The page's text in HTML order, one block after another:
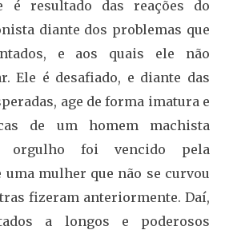
é resultado das reações do
diante dos problemas que
e aos quais ele não
Ele é desafiado, e diante das
age de forma imatura e
de um homem machista
orgulho foi vencido pela
uma mulher que não se curvou
fizeram anteriormente. Daí,
a longos e poderosos